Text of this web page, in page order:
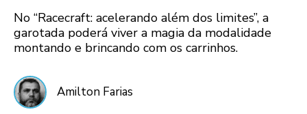
No “Racecraft: acelerando além dos limites”, a
garotada poderá viver a magia da modalidade
montando e brincando com os carrinhos.
Amilton Farias